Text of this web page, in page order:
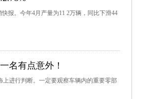
快报。今年4月产量为11 2万辆，同比下滑44
名有点意外！
进行判断。一定要观察车辆内的重要零部